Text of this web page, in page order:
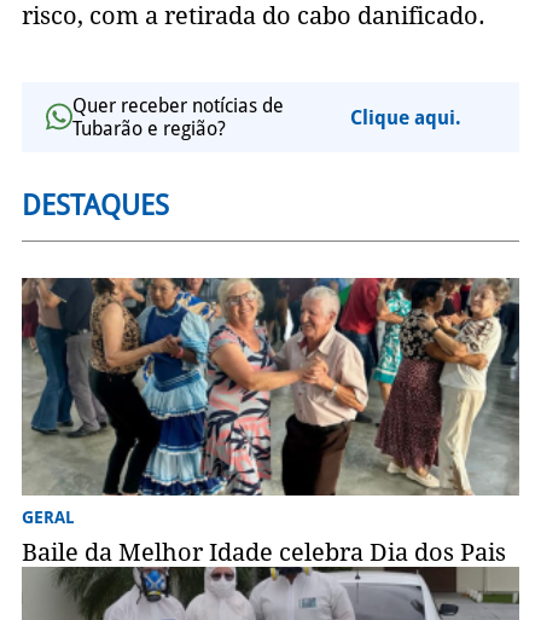
risco, com a retirada do cabo danificado.
Quer receber notícias de
Tubarão e região?
Clique aqui.
DESTAQUES
GERAL
Baile da Melhor Idade celebra Dia dos Pais